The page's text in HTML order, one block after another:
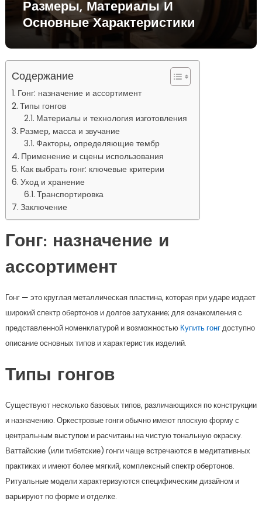
Размеры, Материалы И
Основные Характеристики
Содержание
Гонг: назначение и ассортимент
Типы гонгов
Материалы и технология изготовления
Размер, масса и звучание
Факторы, определяющие тембр
Применение и сцены использования
Как выбрать гонг: ключевые критерии
Уход и хранение
Транспортировка
Заключение
Гонг: назначение и
ассортимент
Гонг — это круглая металлическая пластина, которая при ударе издает
широкий спектр обертонов и долгое затухание; для ознакомления с
представленной номенклатурой и возможностью Купить гонгдоступно
описание основных типов и характеристик изделий.
Типы гонгов
Существуют несколько базовых типов, различающихся по конструкции
и назначению. Оркестровые гонги обычно имеют плоскую форму с
центральным выступом и расчитаны на чистую тональную окраску.
Ваттайские (или тибетские) гонги чаще встречаются в медитативных
практиках и имеют более мягкий, комплексный спектр обертонов.
Ритуальные модели характеризуются специфическим дизайном и
варьируют по форме и отделке.